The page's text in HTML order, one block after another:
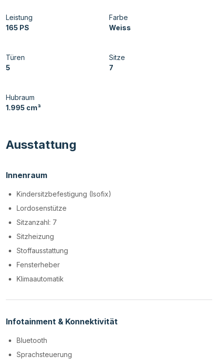
Leistung
165 PS
Farbe
Weiss
Türen
5
Sitze
7
Hubraum
1.995 cm³
Ausstattung
Innenraum
Kindersitzbefestigung (Isofix)
Lordosenstütze
Sitzanzahl: 7
Sitzheizung
Stoffausstattung
Fensterheber
Klimaautomatik
Infotainment & Konnektivität
Bluetooth
Sprachsteuerung